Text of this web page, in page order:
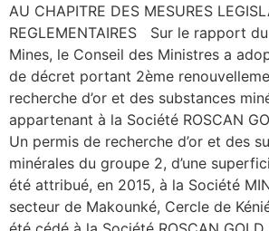
AU CHAPITRE DES MESURES
REGLEMENTAIRES Sur le rapport
Mines, le Conseil des Ministres a
de décret portant 2ème
recherche d’or et des substances
appartenant à la Société ROSCAN
Un permis de recherche d’or et des
minérales du groupe 2, d’une
été attribué, en 2015, à la Société
secteur de Makounké, Cercle de